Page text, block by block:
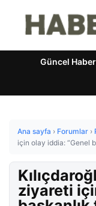
Güncel
Ana sayfa › Forumlar ›
için olay iddia: “Genel
ziyareti